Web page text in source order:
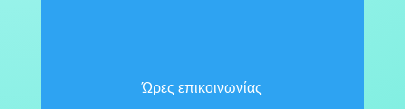
Ώρες επικοινωνίας